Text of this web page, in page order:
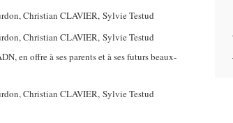
en offre à ses parents et à ses futurs beaux-